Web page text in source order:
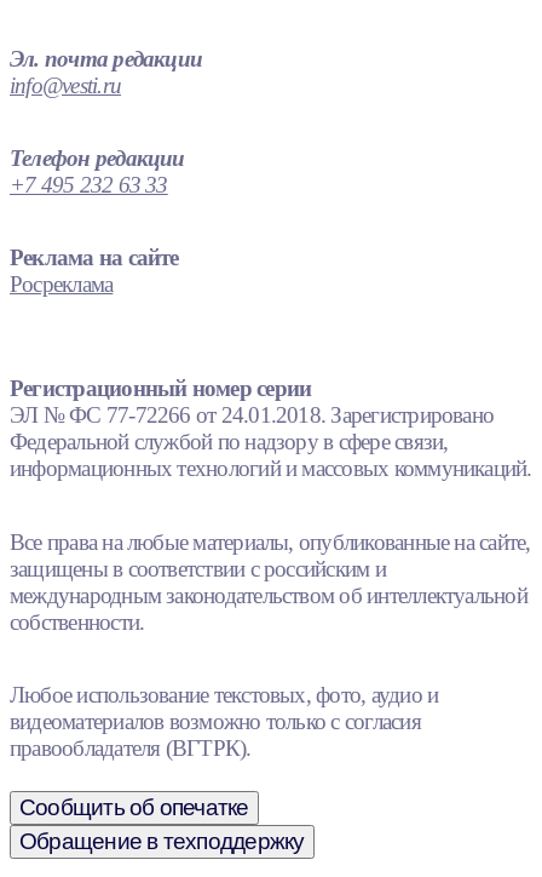
Эл. почта редакции
info@vesti.ru
Телефон редакции
+7 495 232 63 33
Реклама на сайте
Росреклама
Регистрационный номер серии
ЭЛ № ФС 77-72266 от 24.01.2018. Зарегистрировано
Федеральной службой по надзору в сфере связи,
информационных технологий и массовых коммуникаций.
Все права на любые материалы, опубликованные на сайте,
защищены в соответствии с российским и
международным законодательством об интеллектуальной
собственности.
Любое использование текстовых, фото, аудио и
видеоматериалов возможно только с согласия
правообладателя (ВГТРК).
Сообщить об опечатке
Обращение в техподдержку